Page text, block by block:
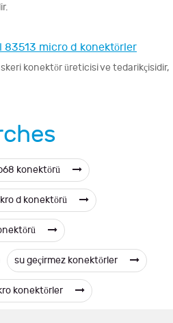
83513 micro d konektörler
konektör üreticisi ve tedarikçisidir,
konektörü
d konektörü
su geçirmez konektörler
konektörler